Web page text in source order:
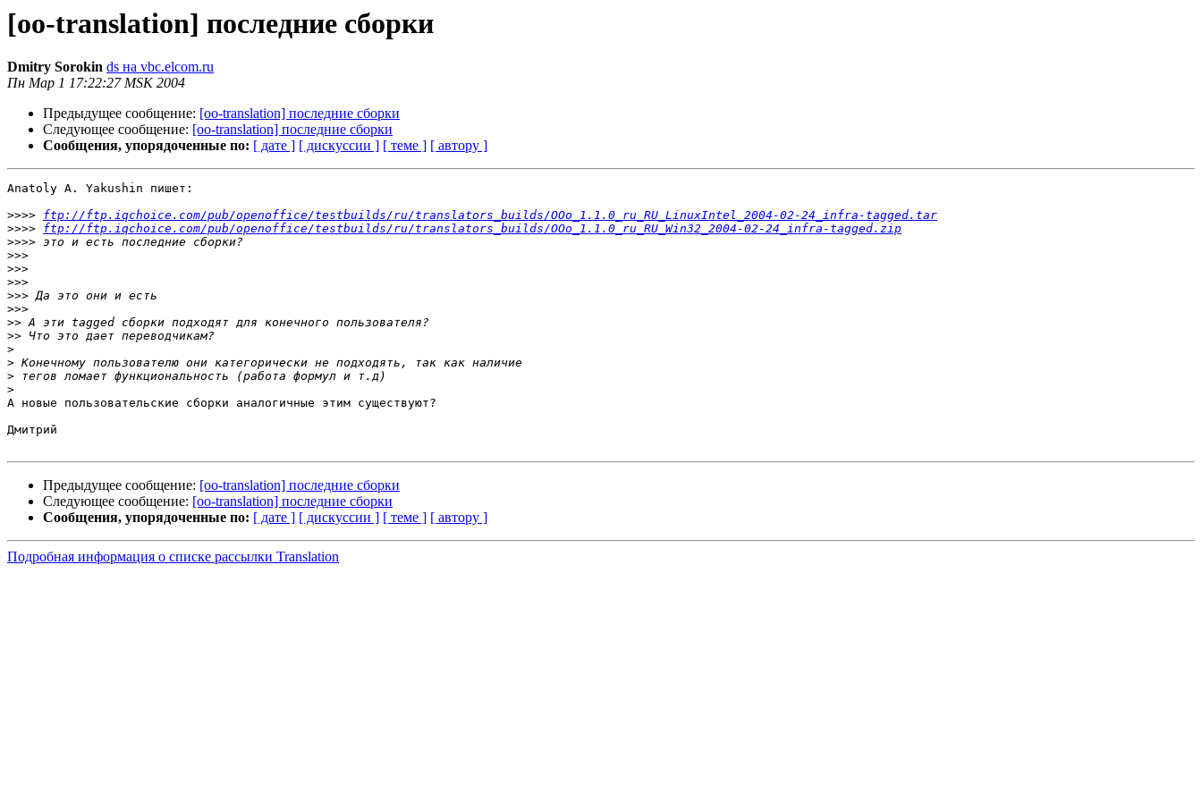
[oo-translation] последние сборки
Dmitry Sorokin ds на vbc.elcom.ru
Пн Мар 1 17:22:27 MSK 2004
Предыдущее сообщение: [oo-translation] последние сборки
Следующее сообщение: [oo-translation] последние сборки
Сообщения, упорядоченные по: [ дате ] [ дискуссии ] [ теме ] [ автору ]
Anatoly A. Yakushin пишет:
>>>> ftp://ftp.iqchoice.com/pub/openoffice/testbuilds/ru/translators_builds/OOo_1.1.0_ru_RU_LinuxIntel_2004-02-24_infra-tagged.tar
>>>> ftp://ftp.iqchoice.com/pub/openoffice/testbuilds/ru/translators_builds/OOo_1.1.0_ru_RU_Win32_2004-02-24_infra-tagged.zip
>>>>
>>>
>>>
>>>
>>>
>>>
>>
>>
>
>
>
>
А новые пользовательские сборки аналогичные этим существуют?
Дмитрий
Предыдущее сообщение: [oo-translation] последние сборки
Следующее сообщение: [oo-translation] последние сборки
Сообщения, упорядоченные по: [ дате ] [ дискуссии ] [ теме ] [ автору ]
Подробная информация о списке рассылки Translation